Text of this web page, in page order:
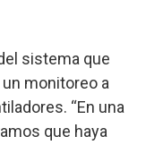
sistema que
monitoreo a
“En una
que haya